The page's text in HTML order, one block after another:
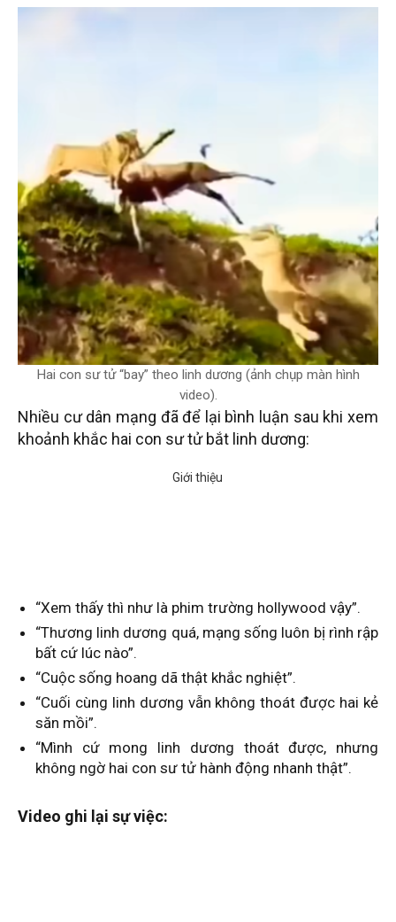
Hai con sư tử “bay” theo linh dương (ảnh chụp màn hình
video).
Nhiều cư dân mạng đã để lại bình luận sau khi xem
khoảnh khắc hai con sư tử bắt linh dương:
“Xem thấy thì như là phim trường hollywood vậy”.
“Thương linh dương quá, mạng sống luôn bị rình rập
bất cứ lúc nào”.
“Cuộc sống hoang dã thật khắc nghiệt”.
“Cuối cùng linh dương vẫn không thoát được hai kẻ
săn mồi”.
“Mình cứ mong linh dương thoát được, nhưng
không ngờ hai con sư tử hành động nhanh thật”.
Video ghi lại sự việc: